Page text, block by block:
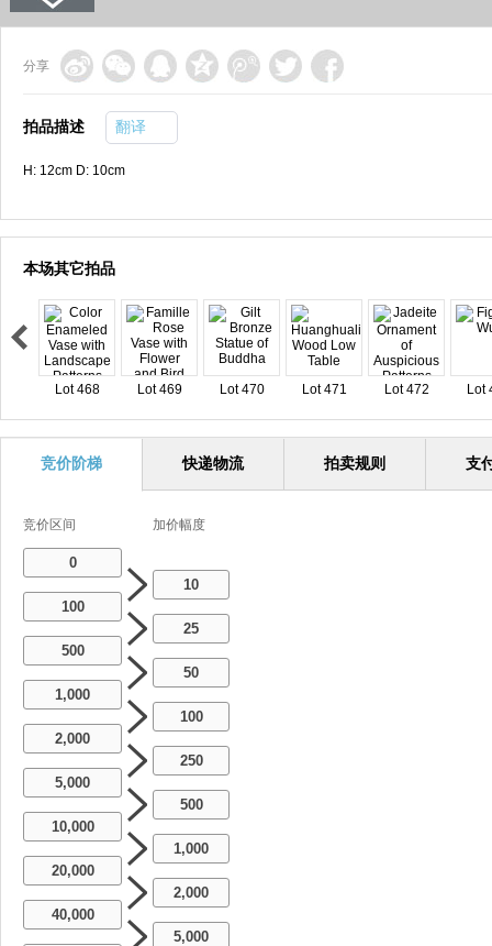
分享
拍品描述 翻译
H: 12cm D: 10cm
本场其它拍品
Lot 468 Lot 469 Lot 470 Lot 471 Lot 472 Lot
竞价阶梯 快递物流 拍卖规则 支
竞价区间 加价幅度
0
10
100
25
500
50
1,000
100
2,000
250
5,000
500
10,000
1,000
20,000
2,000
40,000
5,000